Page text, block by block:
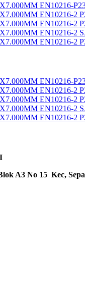
EN10216-
EN10216-2
EN10216-2
EN10216-2
EN10216-2
EN10216-
EN10216-2
EN10216-2
EN10216-2
EN10216-2
A3 No 15 Kec,